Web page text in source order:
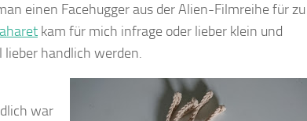
einen Facehugger aus der Alien-Filmreihe für zu
kam für mich infrage oder lieber klein und
lieber handlich werden.
war